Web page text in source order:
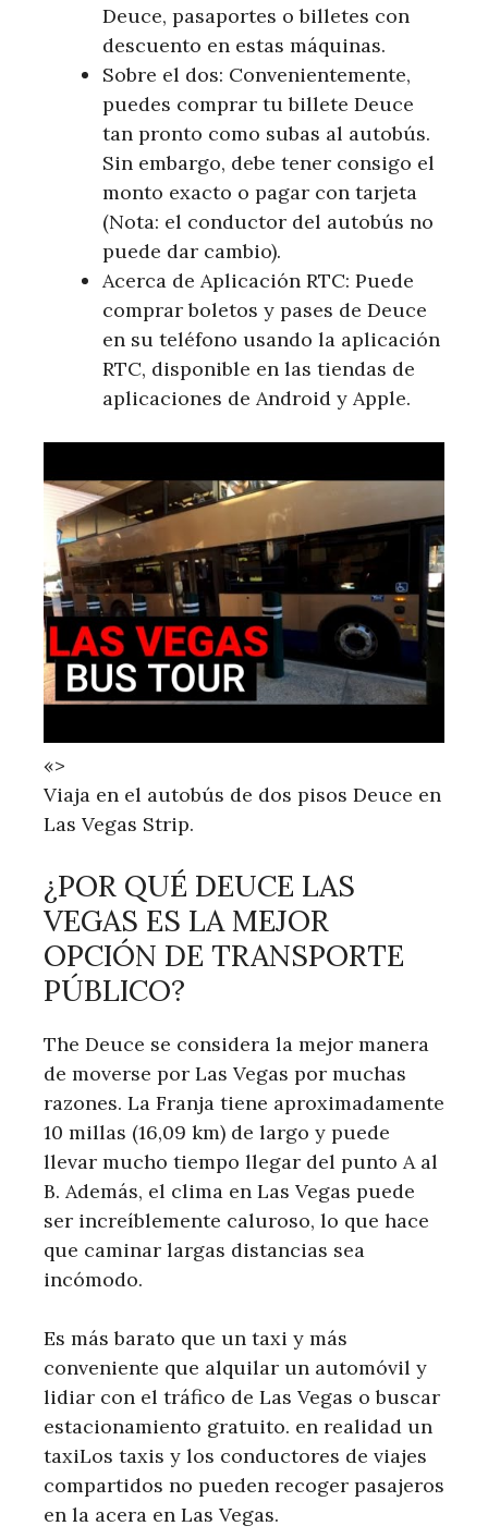
Deuce, pasaportes o billetes con
descuento en estas máquinas.
Sobre el dos: Convenientemente,
puedes comprar tu billete Deuce
tan pronto como subas al autobús.
Sin embargo, debe tener consigo el
monto exacto o pagar con tarjeta
(Nota: el conductor del autobús no
puede dar cambio).
Acerca de Aplicación RTC: Puede
comprar boletos y pases de Deuce
en su teléfono usando la aplicación
RTC, disponible en las tiendas de
aplicaciones de Android y Apple.
«>
Viaja en el autobús de dos pisos Deuce en
Las Vegas Strip.
¿POR QUÉ DEUCE LAS
VEGAS ES LA MEJOR
OPCIÓN DE TRANSPORTE
PÚBLICO?
The Deuce se considera la mejor manera
de moverse por Las Vegas por muchas
razones. La Franja tiene aproximadamente
10 millas (16,09 km) de largo y puede
llevar mucho tiempo llegar del punto A al
B. Además, el clima en Las Vegas puede
ser increíblemente caluroso, lo que hace
que caminar largas distancias sea
incómodo.
Es más barato que un taxi y más
conveniente que alquilar un automóvil y
lidiar con el tráfico de Las Vegas o buscar
estacionamiento gratuito. en realidad un
taxiLos taxis y los conductores de viajes
compartidos no pueden recoger pasajeros
en la acera en Las Vegas.